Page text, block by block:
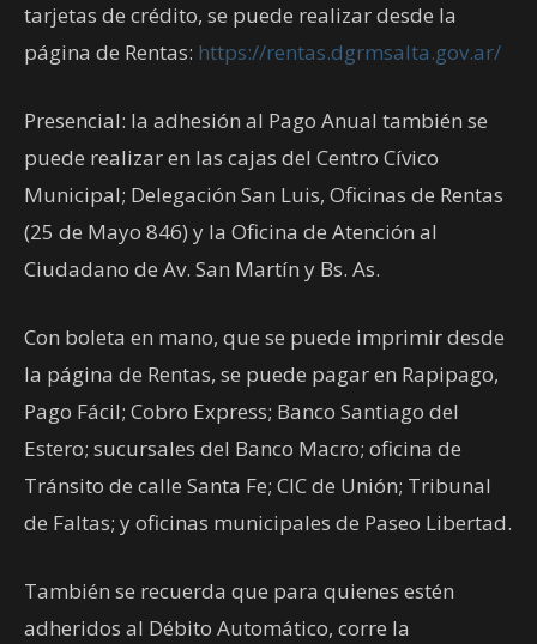
tarjetas de crédito, se puede realizar desde la
página de Rentas: https://rentas.dgrmsalta.gov.ar/
Presencial: la adhesión al Pago Anual también se
puede realizar en las cajas del Centro Cívico
Municipal; Delegación San Luis, Oficinas de Rentas
(25 de Mayo 846) y la Oficina de Atención al
Ciudadano de Av. San Martín y Bs. As.
Con boleta en mano, que se puede imprimir desde
la página de Rentas, se puede pagar en Rapipago,
Pago Fácil; Cobro Express; Banco Santiago del
Estero; sucursales del Banco Macro; oficina de
Tránsito de calle Santa Fe; CIC de Unión; Tribunal
de Faltas; y oficinas municipales de Paseo Libertad.
También se recuerda que para quienes estén
adheridos al Débito Automático, corre la